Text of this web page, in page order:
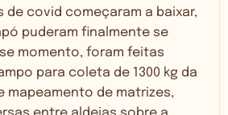
de covid começaram a baixar,
puderam finalmente se
momento, foram feitas
para coleta de 1300 kg da
mapeamento de matrizes,